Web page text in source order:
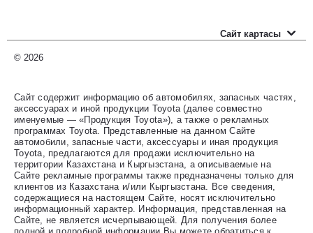
Сайт картасы
Новые автомобили
Автомобили с пробегом
Оценить свой авто
Специальные предложения
Контакты
© 2026
Сайт содержит информацию об автомобилях, запасных частях,
аксессуарах и иной продукции Toyota (далее совместно
именуемые — «Продукция Toyota»), а также о рекламных
программах Toyota. Представленные на данном Сайте
автомобили, запасные части, аксессуары и иная продукция
Toyota, предлагаются для продажи исключительно на
территории Казахстана и Кыргызстана, а описываемые на
Сайте рекламные программы также предназначены только для
клиентов из Казахстана и/или Кыргызстана. Все сведения,
содержащиеся на настоящем Сайте, носят исключительно
информационный характер. Информация, представленная на
Сайте, не является исчерпывающей. Для получения более